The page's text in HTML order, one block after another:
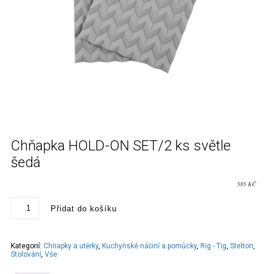
Chňapka HOLD-ON SET/2 ks světle
šedá
585KČ
HOLD-
ON
světle
šedá
množství
Přidat do košíku
Kategorií: Chňapky a utěrky, Kuchyňské náčiní a pomůcky, Rig - Tig, Stelton,
Stolování, Vše